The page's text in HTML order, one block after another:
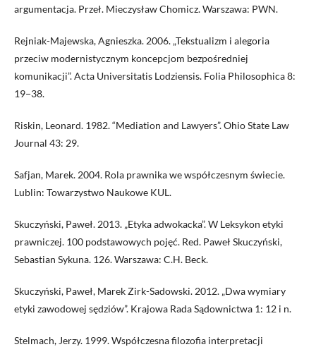
argumentacja. Przeł. Mieczysław Chomicz. Warszawa: PWN.
Rejniak-Majewska, Agnieszka. 2006. „Tekstualizm i alegoria
przeciw modernistycznym koncepcjom bezpośredniej
komunikacji”. Acta Universitatis Lodziensis. Folia Philosophica 8:
19−38.
Riskin, Leonard. 1982. “Mediation and Lawyers”. Ohio State Law
Journal 43: 29.
Safjan, Marek. 2004. Rola prawnika we współczesnym świecie.
Lublin: Towarzystwo Naukowe KUL.
Skuczyński, Paweł. 2013. „Etyka adwokacka”. W Leksykon etyki
prawniczej. 100 podstawowych pojęć. Red. Paweł Skuczyński,
Sebastian Sykuna. 126. Warszawa: C.H. Beck.
Skuczyński, Paweł, Marek Zirk-Sadowski. 2012. „Dwa wymiary
etyki zawodowej sędziów”. Krajowa Rada Sądownictwa 1: 12 i n.
Stelmach, Jerzy. 1999. Współczesna filozofia interpretacji